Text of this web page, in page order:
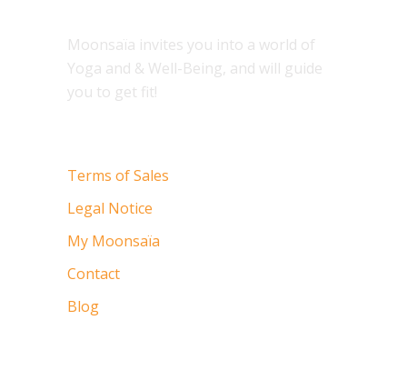
Moonsaïa invites you into a world of
Yoga and & Well-Being, and will guide
you to get fit!
Terms of Sales
Legal Notice
My Moonsaïa
Contact
Blog